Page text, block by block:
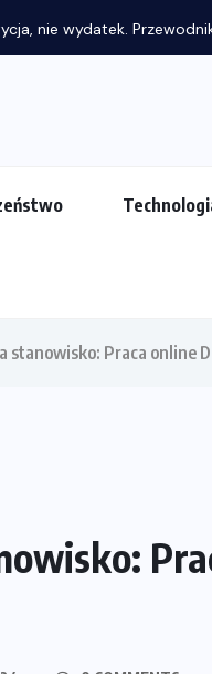
nie wydatek.
stanowisko: Praca online